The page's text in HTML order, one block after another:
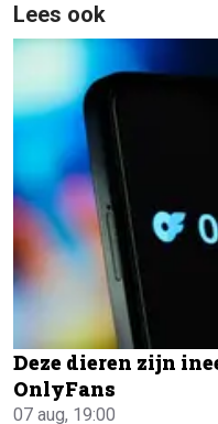
Lees ook
Deze dieren zijn
OnlyFans
07 aug, 19:00